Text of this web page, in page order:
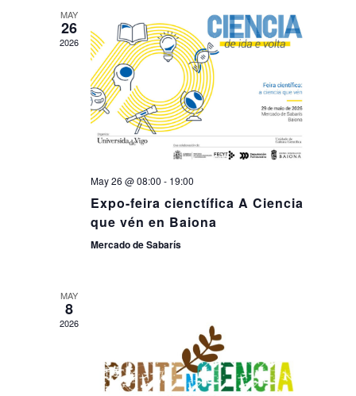
MAY
26
2026
May 26 @ 08:00 - 19:00
Expo-feira cienctífica A Ciencia
que vén en Baiona
Mercado de Sabarís
MAY
8
2026